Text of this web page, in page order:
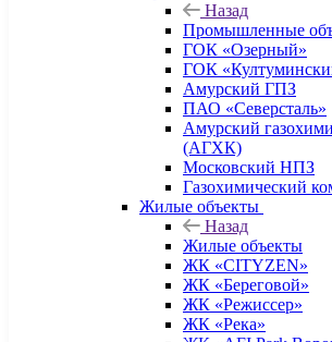
Назад
Промышленные
ГОК «Озерный»
ГОК
Амурский ГПЗ
ПАО «Северсталь»
Амурский
(АГХК)
Московский НПЗ
Газохимический
Жилые объекты
Назад
Жилые объекты
ЖК «CITYZEN»
ЖК «Береговой»
ЖК «Режиссер»
ЖК «Река»